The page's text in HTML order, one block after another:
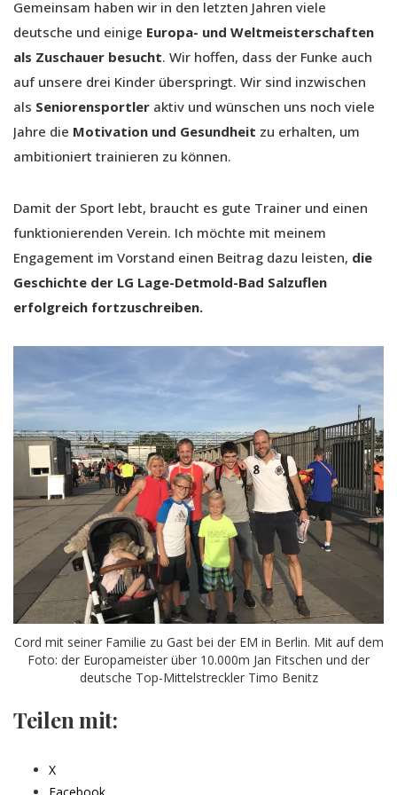
Gemeinsam haben wir in den letzten Jahren viele
deutsche und einige Europa- und Weltmeisterschaften
als Zuschauer besucht. Wir hoffen, dass der Funke auch
auf unsere drei Kinder überspringt. Wir sind inzwischen
als Seniorensportler aktiv und wünschen uns noch viele
Jahre die Motivation und Gesundheit zu erhalten, um
ambitioniert trainieren zu können.
Damit der Sport lebt, braucht es gute Trainer und einen
funktionierenden Verein. Ich möchte mit meinem
Engagement im Vorstand einen Beitrag dazu leisten, die
Geschichte der LG Lage-Detmold-Bad Salzuflen
erfolgreich fortzuschreiben.
Cord mit seiner Familie zu Gast bei der EM in Berlin. Mit auf dem
Foto: der Europameister über 10.000m Jan Fitschen und der
deutsche Top-Mittelstreckler Timo Benitz
Teilen mit:
X